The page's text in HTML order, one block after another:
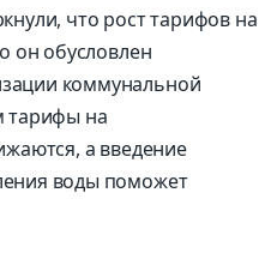
что рост тарифов на
он обусловлен
коммунальной
тарифы на
а введение
воды поможет